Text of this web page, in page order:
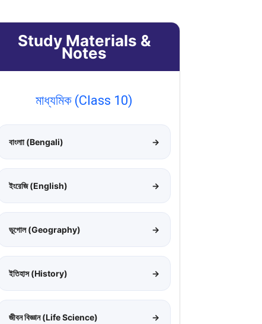
Study Materials &
Notes
মাধ্যমিক (Class 10)
বাংলাা (Bengali) →
ইংরেজি (English) →
ভূগোল (Geography) →
ইতিহাস (History) →
জীবন বিজ্ঞান (Life Science) →